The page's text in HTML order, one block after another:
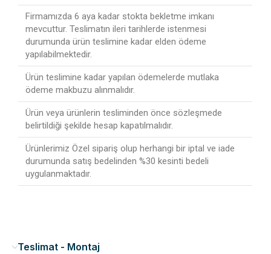
Firmamızda 6 aya kadar stokta bekletme imkanı
mevcuttur. Teslimatın ileri tarihlerde istenmesi
durumunda ürün teslimine kadar elden ödeme
yapılabilmektedir.
Ürün teslimine kadar yapılan ödemelerde mutlaka
ödeme makbuzu alınmalıdır.
Ürün veya ürünlerin tesliminden önce sözleşmede
belirtildiği şekilde hesap kapatılmalıdır.
Ürünlerimiz Özel sipariş olup herhangi bir iptal ve iade
durumunda satış bedelinden %30 kesinti bedeli
uygulanmaktadır.
Teslimat - Montaj